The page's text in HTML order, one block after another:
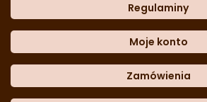
Dane kontaktowe
Często zadawane
Sklep stacjonarny
Formularz kontaktowy
Blog
Regulaminy
Polityka prywatności
Polityka cookies
Polityka reklamacji
Polityka zwrotów
Moje konto
Moje dane
Historia zamówień
Zamówienia